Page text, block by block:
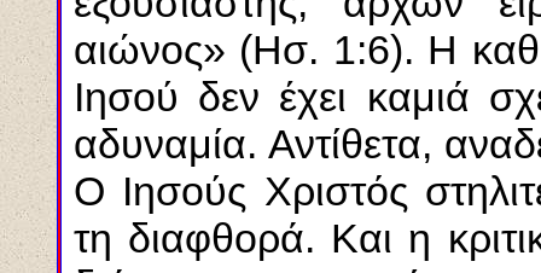
αιώνος» (Ησ. 1:6). Η
Ιησού δεν έχει καμιά
αδυναμία. Αντίθετα,
Ο Ιησούς Χριστός
τη διαφθορά. Και η